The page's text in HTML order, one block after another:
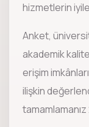
hizmetlerin
Anket,
akademik
erişim
ilişkin